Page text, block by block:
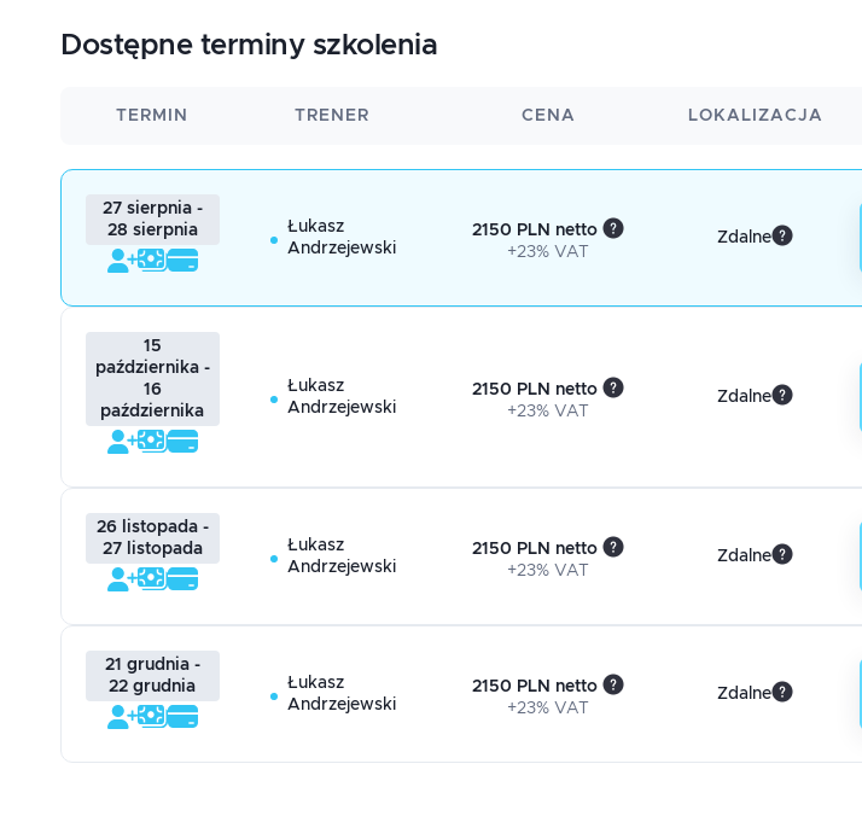
Dostępne terminy szkolenia
TERMIN TRENER CENA LOKALIZACJA
27 sierpnia -
28 sierpnia
Łukasz
Andrzejewski
2150 PLN netto
+23% VAT
Zdalne
15
października -
16
października
Łukasz
Andrzejewski
2150 PLN netto
+23% VAT
Zdalne
26 listopada -
27 listopada
Łukasz
Andrzejewski
2150 PLN netto
+23% VAT
Zdalne
21 grudnia -
22 grudnia
Łukasz
Andrzejewski
2150 PLN netto
+23% VAT
Zdalne